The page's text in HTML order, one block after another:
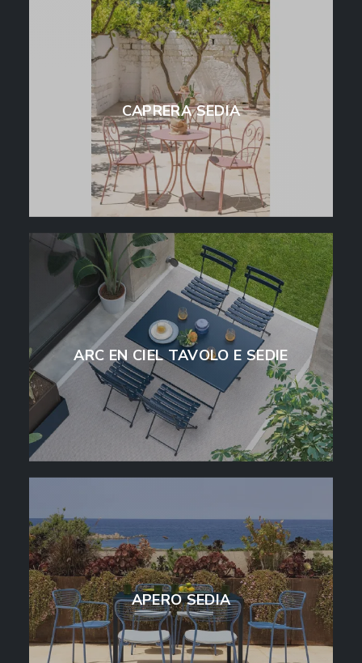
CAPRERA SEDIA
ARC EN CIEL TAVOLO E SEDIE
APERO SEDIA